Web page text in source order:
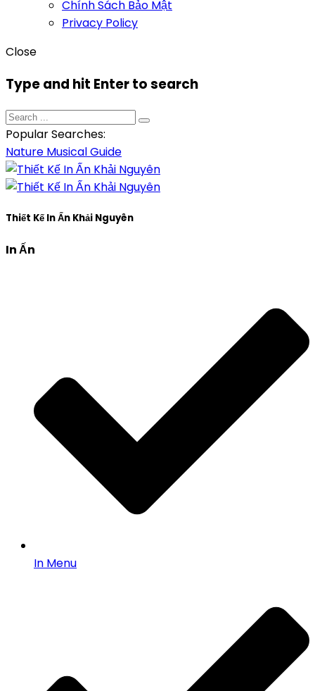
Chính Sách Bảo Mật
Privacy Policy
Close
Type and hit Enter to search
Popular Searches:
Nature MusicalGuide
Thiết Kế In Ấn Khải Nguyên
In Ấn
In Menu